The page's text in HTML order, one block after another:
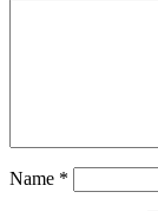
Name *